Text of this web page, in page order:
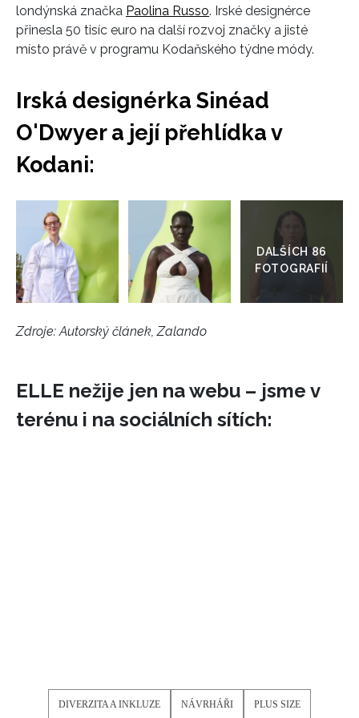
Přihlášením k newsletteru souhlasíte sObchodními
podmínkami společnosti BurdaMedia Extra s.r.o.
londýnská značka Paolina Russo. Irské designérce
přinesla 50 tisíc euro na další rozvoj značky a jisté
místo právě v programu Kodaňského týdne módy.
Irská designérka Sinéad
O'Dwyer a její přehlídka v
Kodani:
galerie
Zdroje: Autorský článek, Zalando
ELLE nežije jen na webu – jsme v
terénu i na sociálních sítích:
DIVERZITA A INKLUZE NÁVRHÁŘI PLUS SIZE